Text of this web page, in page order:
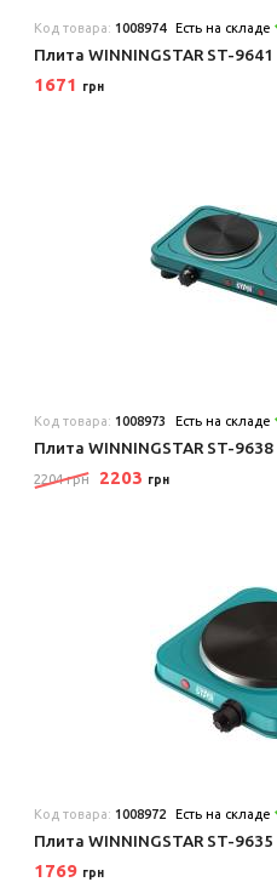
Код товара: 1008974 Есть на складе
Плита WINNINGSTAR ST-9641
1671 грн
Код товара: 1008973 Есть на складе
Плита WINNINGSTAR ST-9638
2204 грн 2203 грн
Код товара: 1008972 Есть на складе
Плита WINNINGSTAR ST-9635
1769 грн